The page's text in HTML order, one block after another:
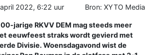
2022, 6:22 uur Bron: XYTO Media
jarige RKVV DEM mag steeds meer
eeuwfeest straks wordt gevierd met
Divisie. Woensdagavond wist de